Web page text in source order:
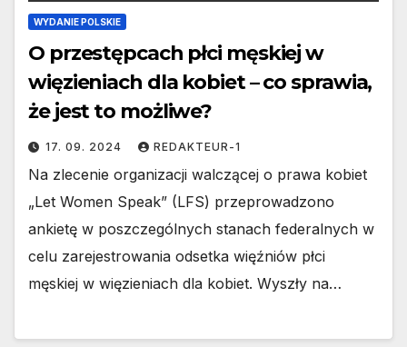
WYDANIE POLSKIE
O przestępcach płci męskiej w
więzieniach dla kobiet – co sprawia,
że jest to możliwe?
17. 09. 2024 REDAKTEUR-1
Na zlecenie organizacji walczącej o prawa kobiet
„Let Women Speak” (LFS) przeprowadzono
ankietę w poszczególnych stanach federalnych w
celu zarejestrowania odsetka więźniów płci
męskiej w więzieniach dla kobiet. Wyszły na…